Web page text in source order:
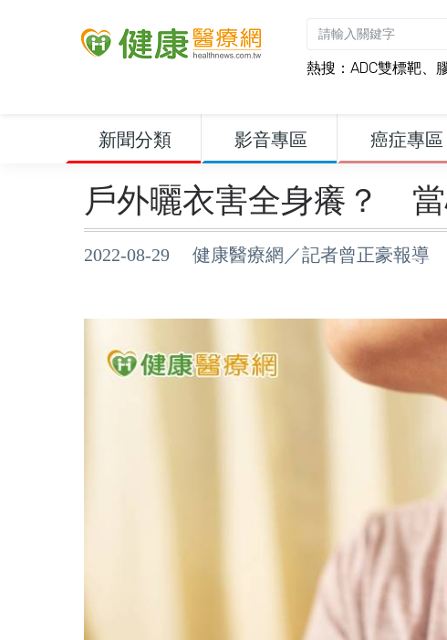
熱搜： ADC雙標靶、
新聞分類 影音專區 癌症專區
戶外曬衣害全身癢？
2022-08-29 健康醫療網／記者曾正豪報導